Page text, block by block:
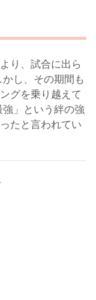
り、試合に出ら
し、その期間も
グを乗り越えて
」という絆の強
たと言われてい